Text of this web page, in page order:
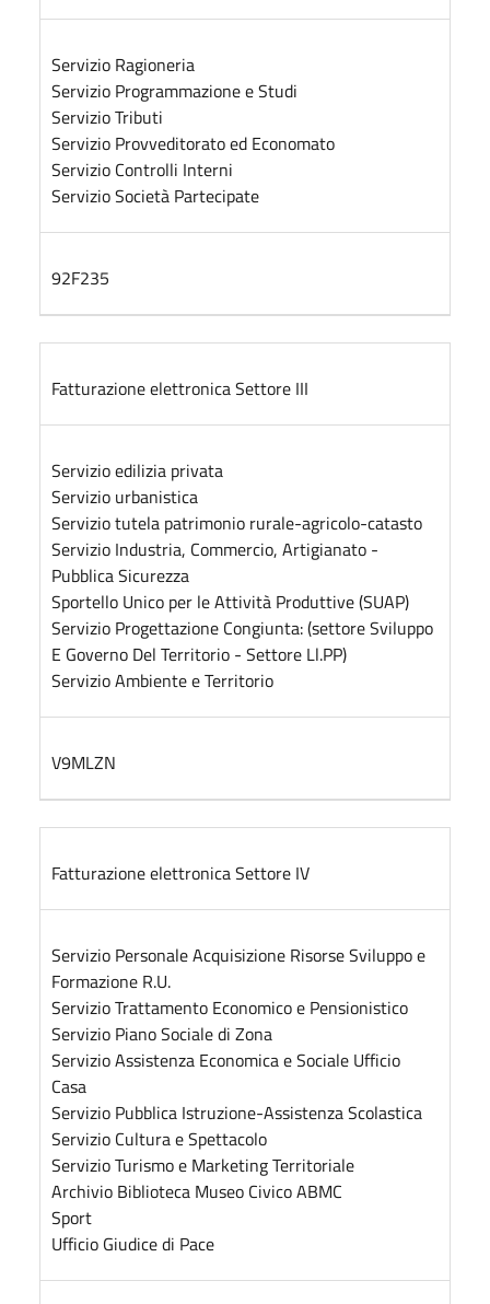
Servizio Ragioneria
Servizio Programmazione e Studi
Servizio Tributi
Servizio Provveditorato ed Economato
Servizio Controlli Interni
Servizio Società Partecipate
92F235
Fatturazione elettronica Settore III
Servizio edilizia privata
Servizio urbanistica
Servizio tutela patrimonio rurale-agricolo-catasto
Servizio Industria, Commercio, Artigianato -
Pubblica Sicurezza
Sportello Unico per le Attività Produttive (SUAP)
Servizio Progettazione Congiunta: (settore Sviluppo
E Governo Del Territorio - Settore Ll.PP)
Servizio Ambiente e Territorio
V9MLZN
Fatturazione elettronica Settore IV
Servizio Personale Acquisizione Risorse Sviluppo e
Formazione R.U.
Servizio Trattamento Economico e Pensionistico
Servizio Piano Sociale di Zona
Servizio Assistenza Economica e Sociale Ufficio
Casa
Servizio Pubblica Istruzione-Assistenza Scolastica
Servizio Cultura e Spettacolo
Servizio Turismo e Marketing Territoriale
Archivio Biblioteca Museo Civico ABMC
Sport
Ufficio Giudice di Pace